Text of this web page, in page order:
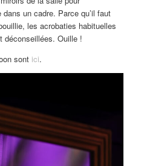
un cadre. Parce qu’il faut
les acrobaties habituelles
déconseillées. Ouille !
sont ici.